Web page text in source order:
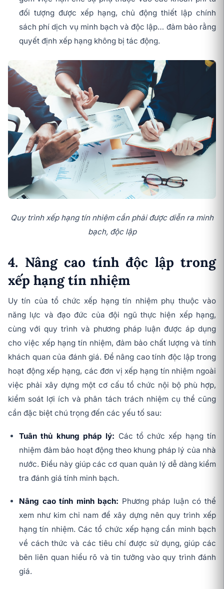
đối tượng được xếp hạng, chủ động thiết lập chính
sách phí dịch vụ minh bạch và độc lập… đảm bảo rằng
quyết định xếp hạng không bị tác động.
Quy trình xếp hạng tín nhiệm cần phải được diễn ra minh
bạch, độc lập
4. Nâng cao tính độc lập trong
xếp hạng tín nhiệm
Uy tín của tổ chức xếp hạng tín nhiệm phụ thuộc vào
năng lực và đạo đức của đội ngũ thực hiện xếp hạng,
cùng với quy trình và phương pháp luận được áp dụng
cho việc xếp hạng tín nhiệm, đảm bảo chất lượng và tính
khách quan của đánh giá. Để nâng cao tính độc lập trong
hoạt động xếp hạng, các đơn vị xếp hạng tín nhiệm ngoài
việc phải xây dựng một cơ cấu tổ chức nội bộ phù hợp,
kiểm soát lợi ích và phân tách trách nhiệm cụ thể cũng
cần đặc biệt chú trọng đến các yếu tố sau:
Tuân thủ khung pháp lý: Các tổ chức xếp hạng tín
nhiệm đảm bảo hoạt động theo khung pháp lý của nhà
nước. Điều này giúp các cơ quan quản lý dễ dàng kiểm
tra đánh giá tính minh bạch.
Nâng cao tính minh bạch: Phương pháp luận có thể
xem như kim chỉ nam để xây dựng nên quy trình xếp
hạng tín nhiệm. Các tổ chức xếp hạng cần minh bạch
về cách thức và các tiêu chí được sử dụng, giúp các
bên liên quan hiểu rõ và tin tưởng vào quy trình đánh
giá.